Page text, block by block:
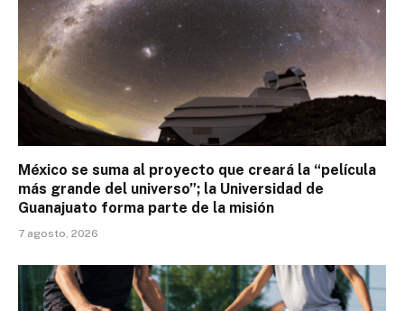
México se suma al proyecto que creará la “película
más grande del universo”; la Universidad de
Guanajuato forma parte de la misión
7 agosto, 2026